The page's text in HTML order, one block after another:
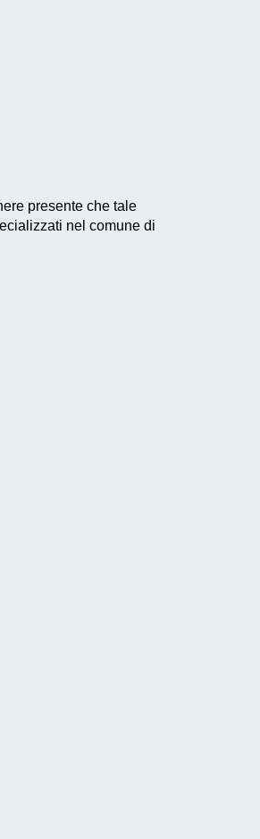
presente che tale
nel comune di